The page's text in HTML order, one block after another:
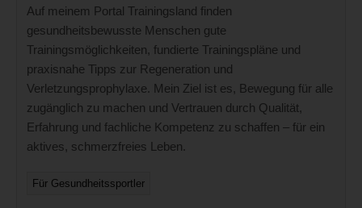
Auf meinem Portal Trainingsland finden
gesundheitsbewusste Menschen gute
Trainingsmöglichkeiten, fundierte Trainingspläne und
praxisnahe Tipps zur Regeneration und
Verletzungsprophylaxe. Mein Ziel ist es, Bewegung für alle
zugänglich zu machen und Vertrauen durch Qualität,
Erfahrung und fachliche Kompetenz zu schaffen – für ein
aktives, schmerzfreies Leben.
Für Gesundheitssportler